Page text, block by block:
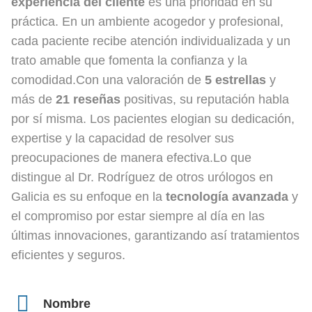
práctica. En un ambiente acogedor y profesional,
cada paciente recibe atención individualizada y un
trato amable que fomenta la confianza y la
comodidad.Con una valoración de 5 estrellas y
más de 21 reseñas positivas, su reputación habla
por sí misma. Los pacientes elogian su dedicación,
expertise y la capacidad de resolver sus
preocupaciones de manera efectiva.Lo que
distingue al Dr. Rodríguez de otros urólogos en
Galicia es su enfoque en la tecnología avanzada y
el compromiso por estar siempre al día en las
últimas innovaciones, garantizando así tratamientos
eficientes y seguros.
Nombre